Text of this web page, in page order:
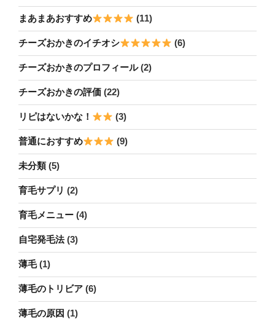
まあまあおすすめ (11)
チーズおかきのイチオシ (6)
チーズおかきのプロフィール(2)
チーズおかきの評価 (22)
リピはないかな！ (3)
普通におすすめ (9)
未分類(5)
育毛サプリ (2)
育毛メニュー (4)
自宅発毛法(3)
薄毛(1)
薄毛のトリビア (6)
薄毛の原因 (1)